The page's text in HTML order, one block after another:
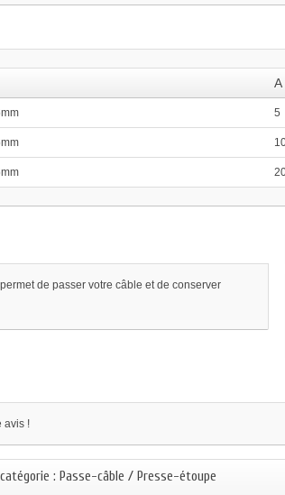
A
5
de passer votre câble et de conserver
avis !
: Passe-câble / Presse-étoupe